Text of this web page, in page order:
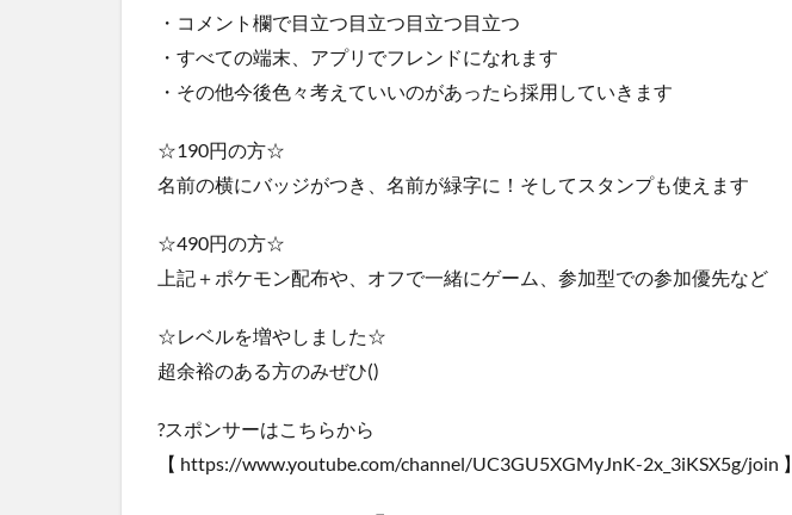
・コメント欄で目立つ目立つ目立つ目立つ
・すべての端末、アプリでフレンドになれます
・その他今後色々考えていいのがあったら採用していきます
☆190円の方☆
名前の横にバッジがつき、名前が緑字に！そしてスタンプも使えます
☆490円の方☆
上記＋ポケモン配布や、オフで一緒にゲーム、参加型での参加優先など
☆レベルを増やしました☆
超余裕のある方のみぜひ()
?スポンサーはこちらから
【 https://www.youtube.com/channel/UC3GU5XGMyJnK-2x_3iKSX5g/join 】